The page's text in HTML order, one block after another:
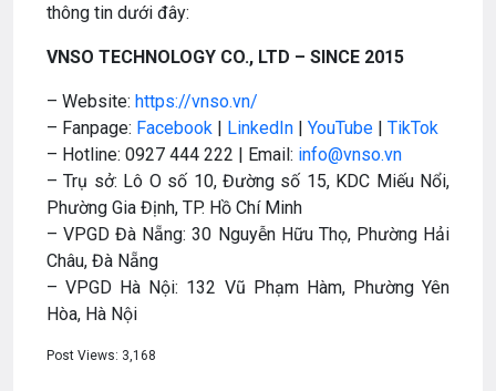
thông tin dưới đây:
VNSO TECHNOLOGY CO., LTD – SINCE 2015
– Website: https://vnso.vn/
– Fanpage: Facebook | LinkedIn | YouTube | TikTok
– Hotline: 0927 444 222 | Email: info@vnso.vn
– Trụ sở: Lô O số 10, Đường số 15, KDC Miếu Nổi,
Phường Gia Định, TP. Hồ Chí Minh
– VPGD Đà Nẵng: 30 Nguyễn Hữu Thọ, Phường Hải
Châu, Đà Nẵng
– VPGD Hà Nội: 132 Vũ Phạm Hàm, Phường Yên
Hòa, Hà Nội
Post Views: 3,168